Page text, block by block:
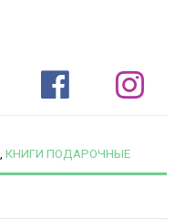
КНИГИ ПОДАРОЧНЫЕ